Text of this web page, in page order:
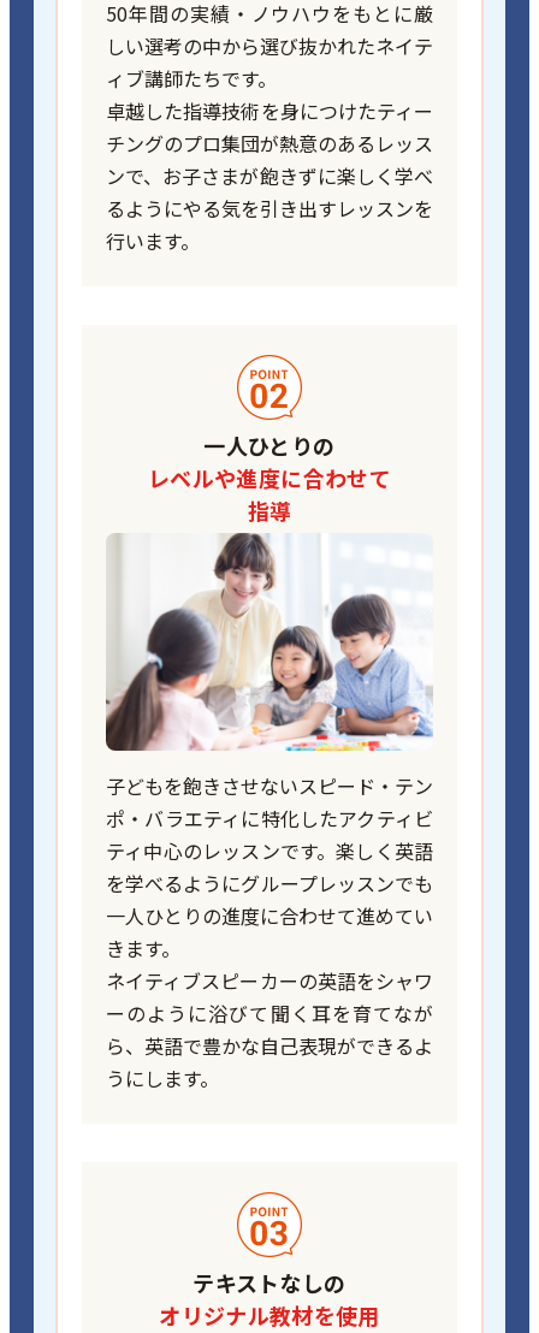
50年間の実績・ノウハウをもとに厳
しい選考の中から選び抜かれたネイテ
ィブ講師たちです。
卓越した指導技術を身につけたティー
チングのプロ集団が熱意のあるレッス
ンで、お子さまが飽きずに楽しく学べ
るようにやる気を引き出すレッスンを
行います。
一人ひとりの
レベルや進度に合わせて
指導
子どもを飽きさせないスピード・テン
ポ・バラエティに特化したアクティビ
ティ中心のレッスンです。楽しく英語
を学べるようにグループレッスンでも
一人ひとりの進度に合わせて進めてい
きます。
ネイティブスピーカーの英語をシャワ
ーのように浴びて聞く耳を育てなが
ら、英語で豊かな自己表現ができるよ
うにします。
テキストなしの
オリジナル教材を使用